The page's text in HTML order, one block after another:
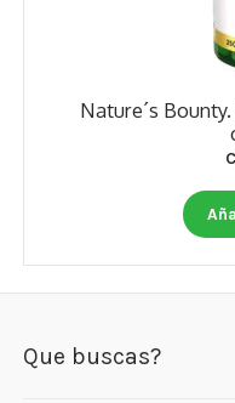
Nature´s
Que buscas?